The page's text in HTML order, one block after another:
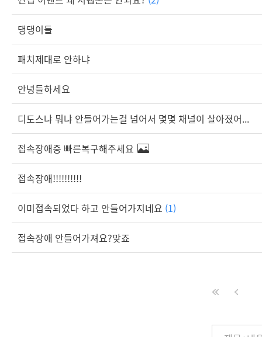
댕댕이들
패치제대로 안하냐
안녕들하세요
디도스냐 뭐냐 안들어가는걸 넘어서 몇몇 채널이 살아졌어...
접속장애중 빠른복구해주세요
접속장애!!!!!!!!!!
이미접속되었다 하고 안들어가지네요 (1)
접속장애 안들어가져요?맞죠